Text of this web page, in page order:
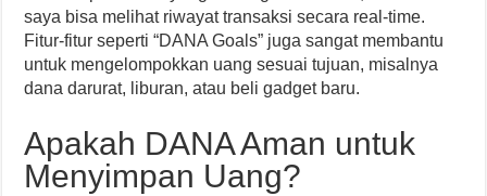
saya bisa melihat riwayat transaksi secara real-time.
Fitur-fitur seperti “DANA Goals” juga sangat membantu
untuk mengelompokkan uang sesuai tujuan, misalnya
dana darurat, liburan, atau beli gadget baru.
Apakah DANA Aman untuk
Menyimpan Uang?